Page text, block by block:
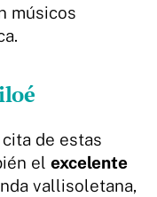
músicos
de estas
el excelente
vallisoletana,